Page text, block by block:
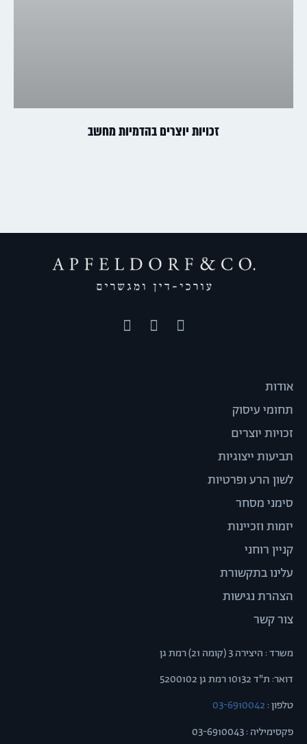
זכויות יוצרים בהדמיות מחשב
אודות
תחומי עיסוק
זכויות יוצרים
תביעות ייצוגיות
לשון הרע ופרטיות
סימני מסחר
יזמות וזכיינות
קניין רוחני
עלינו בתקשורת
הצהרת נגישות
צור קשר
משרד : היצירה 3 (קומה 21) רמת גן
דואר: ת"ד 10132 רמת גן 5200102
טלפון :03-6910042
פקסימיליה : 03-6910043